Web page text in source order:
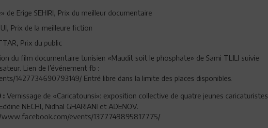
de Erige SEHIRI, Prix du meilleur documentaire
Prix de la meilleure fiction
Prix du public
du film documentaire tunisien «Maudit soit le phosphate» de Sami TLILI suivie
Lien de l’événement fb :
1427734690793149/ Entré libre dans la limite des places disponibles.
: Vernissage de «Caricatounsi»: exposition collective de quatre jeunes caricaturistes
NECHI, Nidhal GHARIANI et ADENOV.
www.facebook.com/events/1377749895817775/